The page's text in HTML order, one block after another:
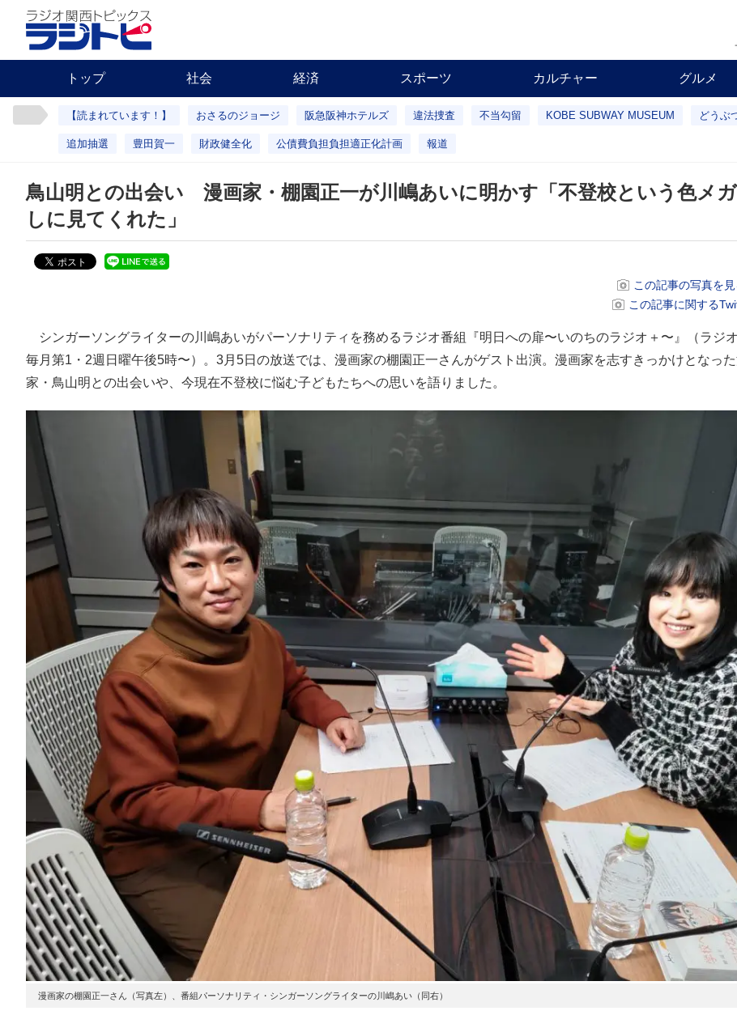
トップ 社会 経済 スポーツ カルチャー グルメ
【読まれています！】 おさるのジョージ 阪急阪神ホテルズ 違法捜査 不当勾留 KOBE SUBWAY MUSEUM どうぶ
追加抽選 豊田賀一 財政健全化 公債費負担負担適正化計画 報道
鳥山明との出会い 漫画家・棚園正一が川嶋あいに明かす「不登校という色メ
しに見てくれた」
この記事の写真を見
この記事に関する
シンガーソングライターの川嶋あいがパーソナリティを務めるラジオ番組『明日への扉〜いのちのラジオ＋〜』（ラジオ
毎月第1・2週日曜午後5時〜）。3月5日の放送では、漫画家の棚園正一さんがゲスト出演。漫画家を志すきっかけとなっ
家・鳥山明との出会いや、今現在不登校に悩む子どもたちへの思いを語りました。
漫画家の棚園正一さん（写真左）、番組パーソナリティ・シンガーソングライターの川嶋あい（同右）